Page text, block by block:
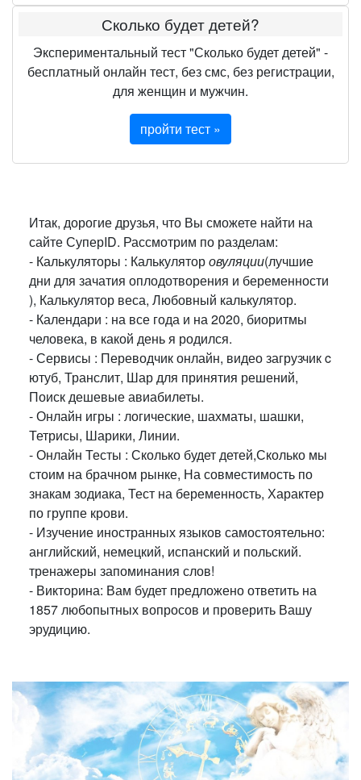
Сколько будет детей?
Экспериментальный тест "Сколько будет детей" -
бесплатный онлайн тест, без смс, без регистрации,
для женщин и мужчин.
пройти тест »
Итак, дорогие друзья, что Вы сможете найти на
сайте СуперID. Рассмотрим по разделам:
- Калькуляторы : Калькуляторовуляции(лучшие
дни для зачатия оплодотворения и беременности
), Калькулятор веса, Любовный калькулятор.
- Календари : на все года и на 2020, биоритмы
человека, в какой день я родился.
- Сервисы : Переводчик онлайн, видео загрузчик c
ютуб, Транслит, Шар для принятия решений,
Поиск дешевые авиабилеты.
- Онлайн игры : логические, шахматы, шашки,
Тетрисы, Шарики, Линии.
- Онлайн Тесты : Сколько будет детей,Сколько мы
стоим на брачном рынке, На совместимость по
знакам зодиака, Тест на беременность, Характер
по группе крови.
- Изучение иностранных языков самостоятельно:
английский, немецкий, испанский и польский.
тренажеры запоминания слов!
- Викторина: Вам будет предложено ответить на
1857 любопытных вопросов и проверить Вашу
эрудицию.